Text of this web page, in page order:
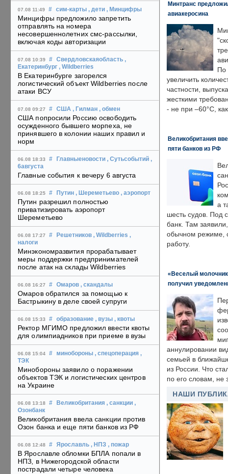
07.08 11:49 # сим-карты , дети , Минцифры
Минцифры предложило запретить
отправлять на номера
несовершеннолетних смс-рассылки,
включая коды авторизации
07.08 10:39 # Свердловскаяобласть ,
Екатеринбург , Wildberries
В Екатеринбурге загорелся
логистический объект Wildberries после
атаки ВСУ
07.08 09:27 # США , Гилман , обмен
США попросили Россию освободить
осужденного бывшего морпеха, не
принявшего в колонии наших правил и
норм
06.08 18:33 # Главныеновости , Сутьсобытий ,
6августа
Главные события к вечеру 6 августа
06.08 18:25 # Путин , Шереметьево , аэропорт
Путин разрешил полностью
приватизировать аэропорт
Шереметьево
06.08 17:27 # Решетников , Wildberries ,
налоги
Минэкономразвития прорабатывает
меры поддержки предпринимателей
после атак на склады Wildberries
06.08 16:27 # Омаров , скандалы
Омаров обратился за помощью к
Бастрыкину в деле своей супруги
06.08 15:33 # образование , вузы , квоты
Ректор МГИМО предложил ввести квоты
для олимпиадников при приеме в вузы
06.08 15:04 # минобороны , спецоперация ,
ТЭК
Минобороны заявило о поражении
объектов ТЭК и логистических центров
на Украине
06.08 13:18 # Великобритания , санкции ,
Озонбанк
Великобритания ввела санкции против
Озон банка и еще пяти банков из РФ
06.08 12:48 # Ярославль , НПЗ , пожар
В Ярославле обломки БПЛА попали в
НПЗ, в Нижегородской области
пострадали четыре человека
Минтранс
авиакеросина
По
увеличить
частности,
жесткими
- не при –60°C,
Великобритания
пяти банков из РФ
а
шесть судов. Под
банк. Там
обычном режиме,
работу.
«Веселый
получил
аннулировании
семьей в
из России. Что
по его словам, не
НАШИ